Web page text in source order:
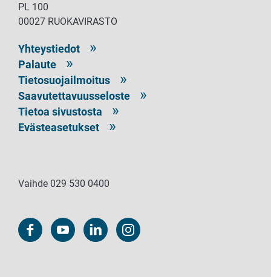
PL 100
00027 RUOKAVIRASTO
Yhteystiedot
Palaute
Tietosuojailmoitus
Saavutettavuusseloste
Tietoa sivustosta
Evästeasetukset
Vaihde 029 530 0400